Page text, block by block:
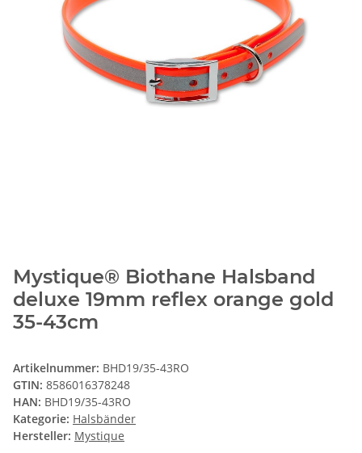
Mystique® Biothane Halsband
deluxe 19mm reflex orange gold
35-43cm
Artikelnummer: BHD19/35-43RO
GTIN: 8586016378248
HAN: BHD19/35-43RO
Kategorie: Halsbänder
Hersteller: Mystique